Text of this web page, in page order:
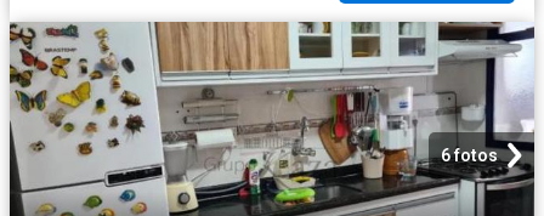
6 fotos